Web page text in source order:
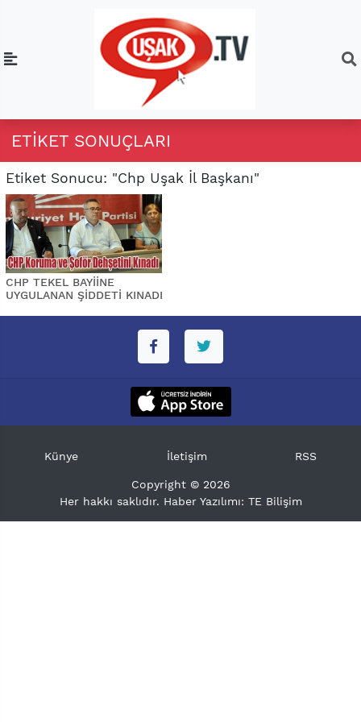
ETIKET SONUÇLARI
Etiket Sonucu: "Chp Uşak İl Başkanı"
CHP TEKEL BAYİİNE
UYGULANAN ŞİDDETİ KINADI
Künye İletişim RSS
Copyright © 2026
Her hakkı saklıdır. Haber Yazılımı: TE Bilişim